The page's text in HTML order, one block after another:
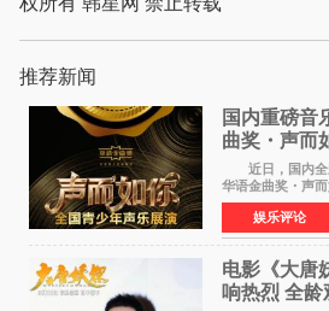
推荐新闻
国内重磅音
曲奖・声而
展演” 正式
评审
近日，国内全
华语金曲奖・声
牌，在湖南长沙
青少年声乐赛事
扬联合华语金曲
娱乐评论
电影《大唐
响热烈 全